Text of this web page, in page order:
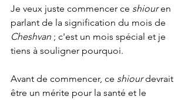
Je veux juste commencer ce shiour en
parlant de la signification du mois de
Cheshvan ; c'est un mois spécial et je
tiens à souligner pourquoi.
Avant de commencer, ce shiour devrait
être un mérite pour la santé et le